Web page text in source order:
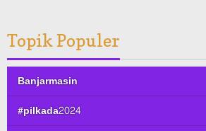
Topik Populer
Banjarmasin
#pilkada2024